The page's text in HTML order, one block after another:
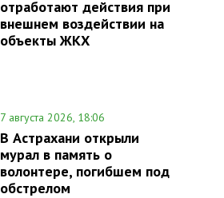
отработают действия при
внешнем воздействии на
объекты ЖКХ
7 августа 2026, 18:06
В Астрахани открыли
мурал в память о
волонтере, погибшем под
обстрелом